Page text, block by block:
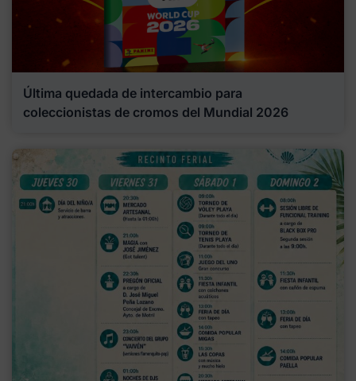
Última quedada de intercambio para
coleccionistas de cromos del Mundial 2026